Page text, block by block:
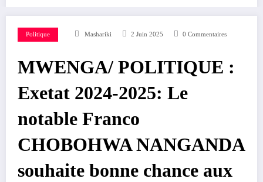
Politique Mashariki 2 Juin 2025 0 Commentaires
MWENGA/ POLITIQUE :
Exetat 2024-2025: Le
notable Franco
CHOBOHWA NANGANDA
souhaite bonne chance aux